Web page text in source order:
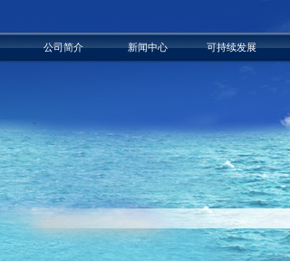
可持续发展
新闻中心
公司简介